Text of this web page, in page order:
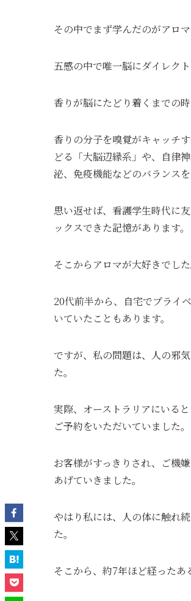
その中でまず学んだのがアロマ
五感の中で唯一脳にダイレク
香りが脳にたどり着くまでの時
香りの分子を嗅覚がキャッチ
どる「大脳辺縁系」や、自律
泌、免疫機能などのバランスを
思い返せば、看護学生時代に
ックスできた記憶があります。
そこからアロマが大好きでした
20代前半から、自宅でプライ
いていたこともあります。
ですが、私の問題は、人の邪
た。
実際、オーストラリアにいる
ご予約をいただいていました。
お客様がすっきりされ、ご機
あげていきました。
やはり私には、人の体に触れ
た。
そこから、約7年ほど経ったあ